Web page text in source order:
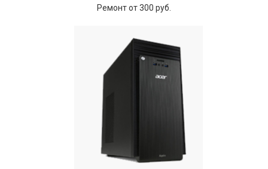
Ремонт от 300 руб.